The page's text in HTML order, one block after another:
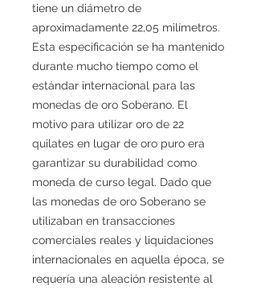
tiene un diámetro de
aproximadamente 22,05 milímetros.
Esta especificación se ha mantenido
durante mucho tiempo como el
estándar internacional para las
monedas de oro Soberano. El
motivo para utilizar oro de 22
quilates en lugar de oro puro era
garantizar su durabilidad como
moneda de curso legal. Dado que
las monedas de oro Soberano se
utilizaban en transacciones
comerciales reales y liquidaciones
internacionales en aquella época, se
requería una aleación resistente al